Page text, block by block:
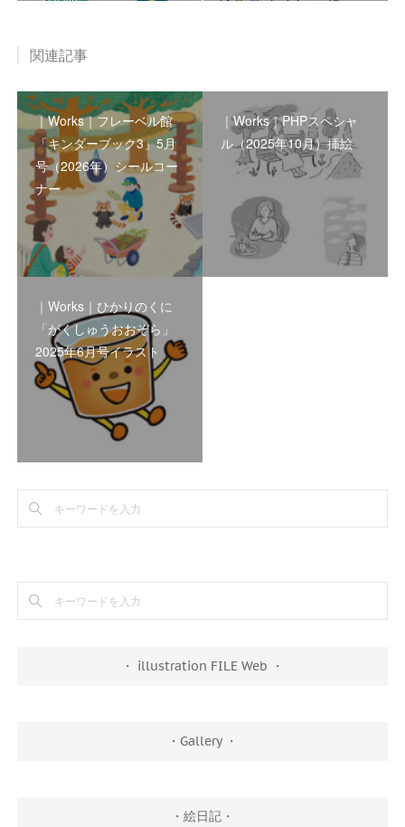
関連記事
｜Works｜フレーベル館
「キンダーブック3」5月
号（2026年）シールコー
ナー
｜Works｜PHPスペシャ
ル（2025年10月）挿絵
｜Works｜ひかりのくに
「がくしゅうおおぞら」
2025年6月号イラスト
・ illustration FILE Web ・
・Gallery ・
・絵日記・